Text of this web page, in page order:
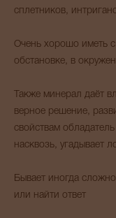
сплетников,
Очень хорошо иметь с
обстановке, в
Также минерал даёт
верное решение,
свойствам
насквозь, угадывает
Бывает иногда
или найти ответ